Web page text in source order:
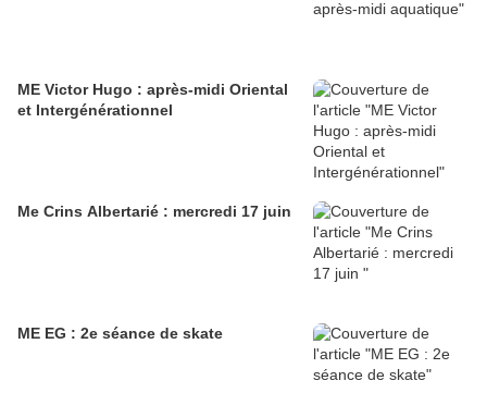
ME Victor Hugo : après-midi Oriental
et Intergénérationnel
Me Crins Albertarié : mercredi 17 juin
ME EG : 2e séance de skate